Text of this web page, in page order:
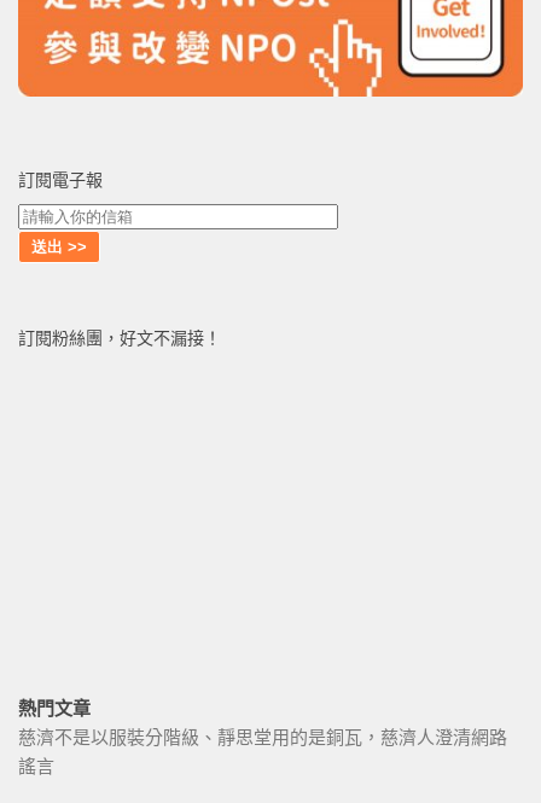
訂閱電子報
訂閱粉絲團，好文不漏接！
熱門文章
慈濟不是以服裝分階級、靜思堂用的是銅瓦，慈濟人澄清網路
謠言